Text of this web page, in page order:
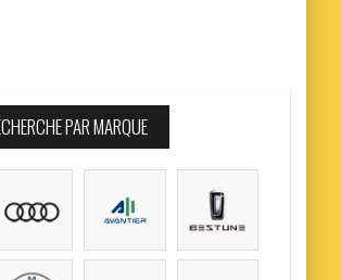
PAR MARQUE